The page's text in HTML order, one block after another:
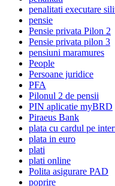
penalitati executare
pensie
Pensie privata Pilon 2
Pensie privata pilon 3
pensiuni maramures
People
Persoane juridice
PFA
Pilonul 2 de pensii
PIN aplicatie myBRD
Piraeus Bank
plata cu cardul pe
plata in euro
plati
plati online
Polita asigurare PAD
poprire